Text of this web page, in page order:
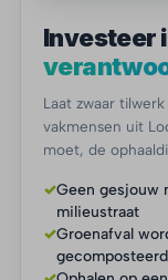
Investeer
Laat zwaar
vakmensen uit
moet, de
✓Geen gesjouw
milieustraat
✓Groenafval
gecomposteerd